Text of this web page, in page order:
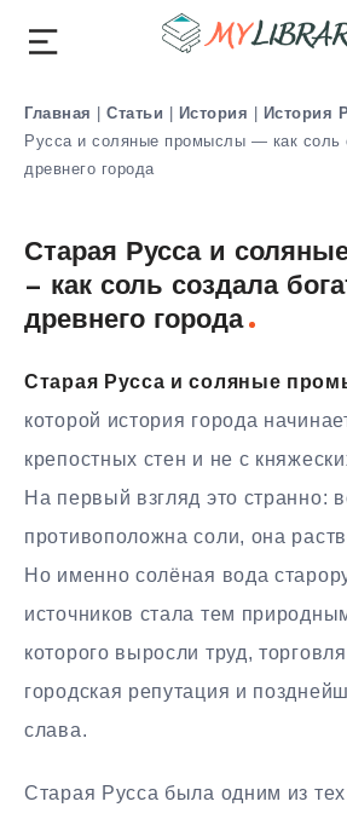
Главная | Статьи | История | История
Русса и соляные промыслы — как соль
древнего города
Старая Русса и
— как соль создала
древнего города
Старая Русса и соляные
которой история города
крепостных стен и не с
На первый взгляд это странно:
противоположна соли, она
Но именно солёная вода
источников стала тем
которого выросли труд,
городская репутация и
слава.
Старая Русса была одним из